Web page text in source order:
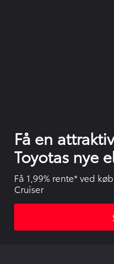
Få en
Toyotas nye
Få 1,99% rente* ved
Cruiser